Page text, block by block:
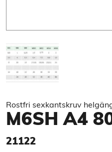
Rostfri sexkantskruv
M6SH A4
21122